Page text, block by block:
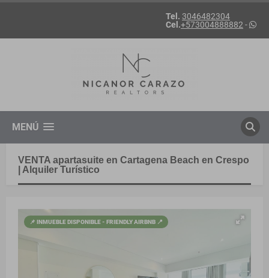
Tel. 3046482304
Cel.+573004888882 -
MENÚ
VENTA apartasuite en Cartagena Beach en Crespo
| Alquiler Turístico
📌 INMUEBLE DISPONIBLE - FRIENDLY AIRBNB 📍